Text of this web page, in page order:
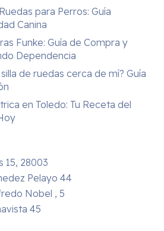
para Perros: Guía
Canina
Funke: Guía de Compra y
Dependencia
de ruedas cerca de mí? Guía
en Toledo: Tu Receta del
15, 28003
Pelayo 44
Nobel , 5
45